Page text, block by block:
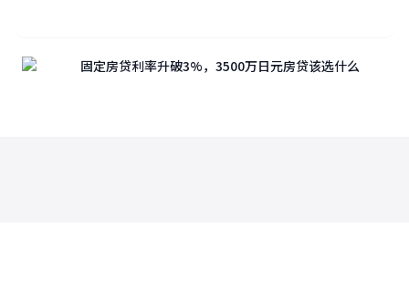
固定房贷利率升破3%，3500万日元房贷该选什么